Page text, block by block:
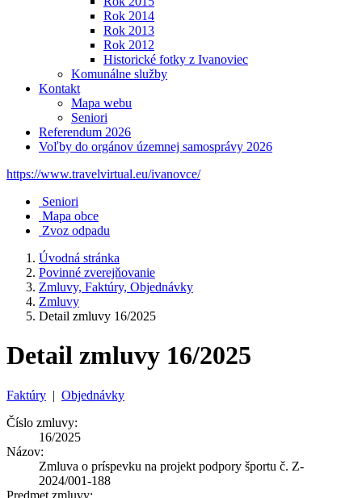
Rok 2014
Rok 2013
Rok 2012
Historické fotky z Ivanoviec
Komunálne služby
Kontakt
Mapa webu
Seniori
Referendum 2026
Voľby do orgánov územnej samosprávy 2026
https://www.travelvirtual.eu/ivanovce/
Seniori
Mapa obce
Zvoz odpadu
Úvodná stránka
Povinné zverejňovanie
Zmluvy, Faktúry, Objednávky
Zmluvy
Detail zmluvy 16/2025
Detail zmluvy 16/2025
Faktúry | Objednávky
Číslo zmluvy:
16/2025
Názov:
Zmluva o príspevku na projekt podpory športu č. Z-
2024/001-188
Predmet zmluvy: